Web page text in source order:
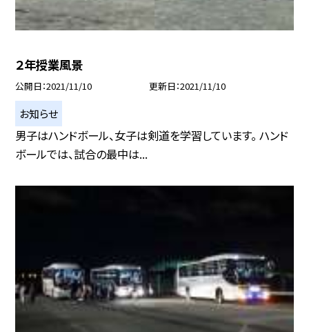
２年授業風景
公開日 2021/11/10 更新日 2021/11/10
お知らせ
男子はハンドボール、女子は剣道を学習しています。 ハンド
ボールでは、試合の最中は...